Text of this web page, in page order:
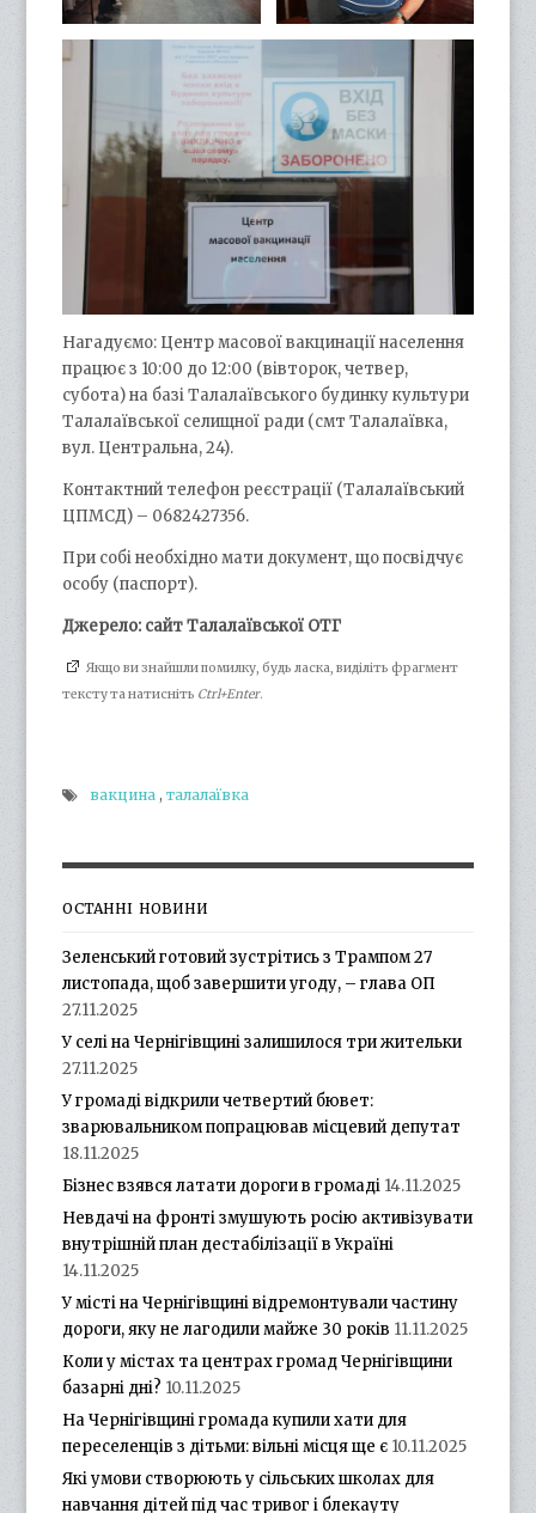
Нагадуємо: Центр масової вакцинації населення
працює з 10:00 до 12:00 (вівторок, четвер,
субота) на базі Талалаївського будинку культури
Талалаївської селищної ради (смт Талалаївка,
вул. Центральна, 24).
Контактний телефон реєстрації (Талалаївський
ЦПМСД) – 0682427356.
При собі необхідно мати документ, що посвідчує
особу (паспорт).
Джерело: сайт Талалаївської ОТГ
Якщо ви знайшли помилку, будь ласка, виділіть фрагмент
тексту та натисніть Ctrl+Enter.
вакцина ,талалаївка
ОСТАННІ НОВИНИ
Зеленський готовий зустрітись з Трампом 27
листопада, щоб завершити угоду, – глава ОП
27.11.2025
У селі на Чернігівщині залишилося три жительки
27.11.2025
У громаді відкрили четвертий бювет:
зварювальником попрацював місцевий депутат
18.11.2025
Бізнес взявся латати дороги в громаді 14.11.2025
Невдачі на фронті змушують росію активізувати
внутрішній план дестабілізації в Україні
14.11.2025
У місті на Чернігівщині відремонтували частину
дороги, яку не лагодили майже 30 років 11.11.2025
Коли у містах та центрах громад Чернігівщини
базарні дні? 10.11.2025
На Чернігівщині громада купили хати для
переселенців з дітьми: вільні місця ще є 10.11.2025
Які умови створюють у сільських школах для
навчання дітей під час тривог і блекауту